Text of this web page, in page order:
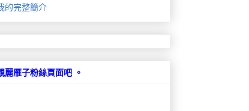
的完整簡介
麗雁子粉絲頁面吧 。